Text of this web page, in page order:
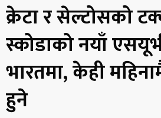
क्रेटा र सेल्टोसको
स्कोडाको नयाँ
भारतमा, केही
हुने